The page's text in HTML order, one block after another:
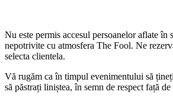
Nu este permis accesul persoanelor aflate în
nepotrivite cu atmosfera The Fool. Ne
selecta clientela.
Vă rugăm ca în timpul evenimentului să
să păstrați liniștea, în semn de respect față